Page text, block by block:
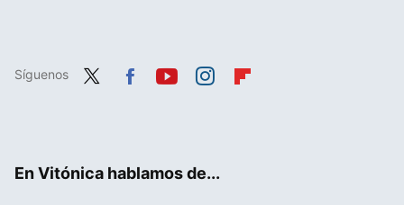
Síguenos
En Vitónica hablamos de...